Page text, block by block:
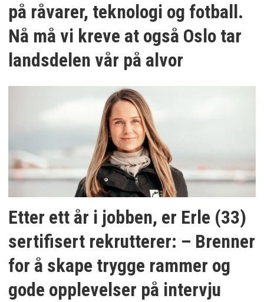
på råvarer, teknologi og fotball.
Nå må vi kreve at også Oslo tar
landsdelen vår på alvor
Etter ett år i jobben, er Erle (33)
sertifisert rekrutterer: – Brenner
for å skape trygge rammer og
gode opplevelser på intervju